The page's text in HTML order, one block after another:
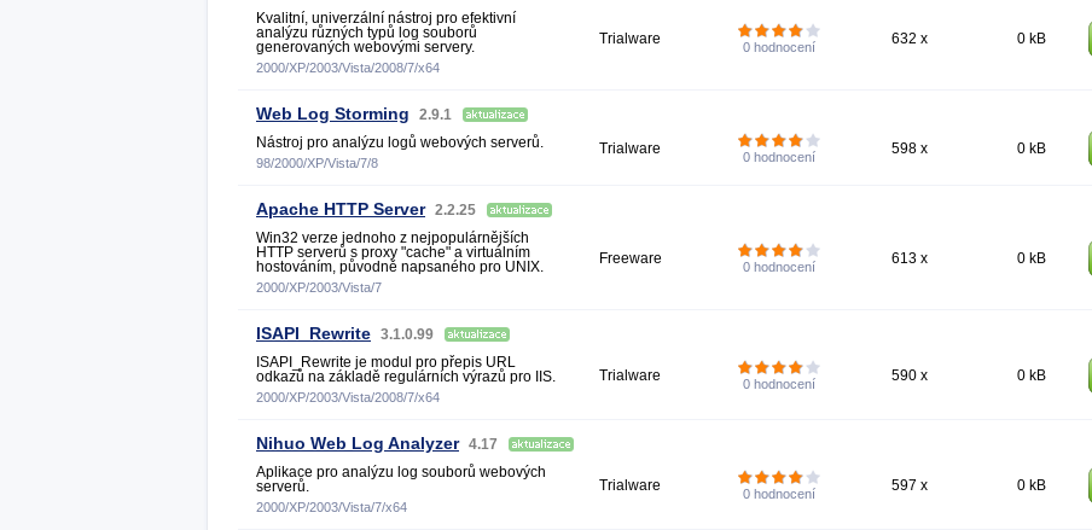
Kvalitní, univerzální nástroj pro efektivní
analýzu různých typů log souborů
generovaných webovými servery.
2000/XP/2003/Vista/2008/7/x64
Trialware 0 hodnocení 632 x 0 kB
Web Log Storming
2.9.1
Nástroj pro analýzu logů webových serverů.
98/2000/XP/Vista/7/8
Trialware 0 hodnocení 598 x 0 kB
Apache HTTP Server 2.2.25
Win32 verze jednoho z nejpopulárnějších
HTTP serverů s proxy "cache" a virtuálním
hostováním, původně napsaného pro UNIX.
2000/XP/2003/Vista/7
Freeware 0 hodnocení 613 x 0 kB
ISAPI_Rewrite 3.1.0.99
ISAPI_Rewrite je modul pro přepis URL
odkazů na základě regulárních výrazů pro IIS.
2000/XP/2003/Vista/2008/7/x64
Trialware 0 hodnocení 590 x 0 kB
Nihuo Web Log Analyzer 4.17
Aplikace pro analýzu log souborů webových
serverů.
2000/XP/2003/Vista/7/x64
Trialware 0 hodnocení 597 x 0 kB